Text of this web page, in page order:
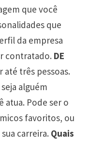
que você
que
da empresa
contratado. DE
até três pessoas.
alguém
atua. Pode ser o
favoritos, ou
carreira. Quais